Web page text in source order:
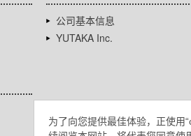
为了向您提供最佳体验，正使用
公司基本信息
YUTAKA Inc.